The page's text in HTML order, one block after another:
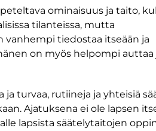
ominaisuus ja taito,
tilanteissa, mutta
tiedostaa itseään ja
on myös helpompi auttaa
turvaa, rutiineja ja yhteisiä
Ajatuksena ei ole lapsen
lapsista säätelytaitojen